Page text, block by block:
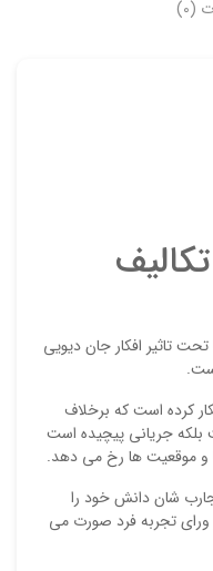
(0)
تاثیر افکار جان دیویی
کرده است که برخلاف
جریانی پیچیده است
و موقعیت ها رخ می دهد.
تجارب شان دانش خود را
ورای تجربه فرد صورت می